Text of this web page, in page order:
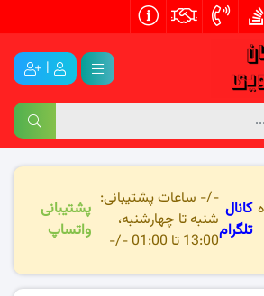
|
کانال
تلگرام
-/- ساعات پشتیبانی:
شنبه تا چهارشنبه،
13:00 تا 01:00 -/-
پشتیبانی
واتساپ